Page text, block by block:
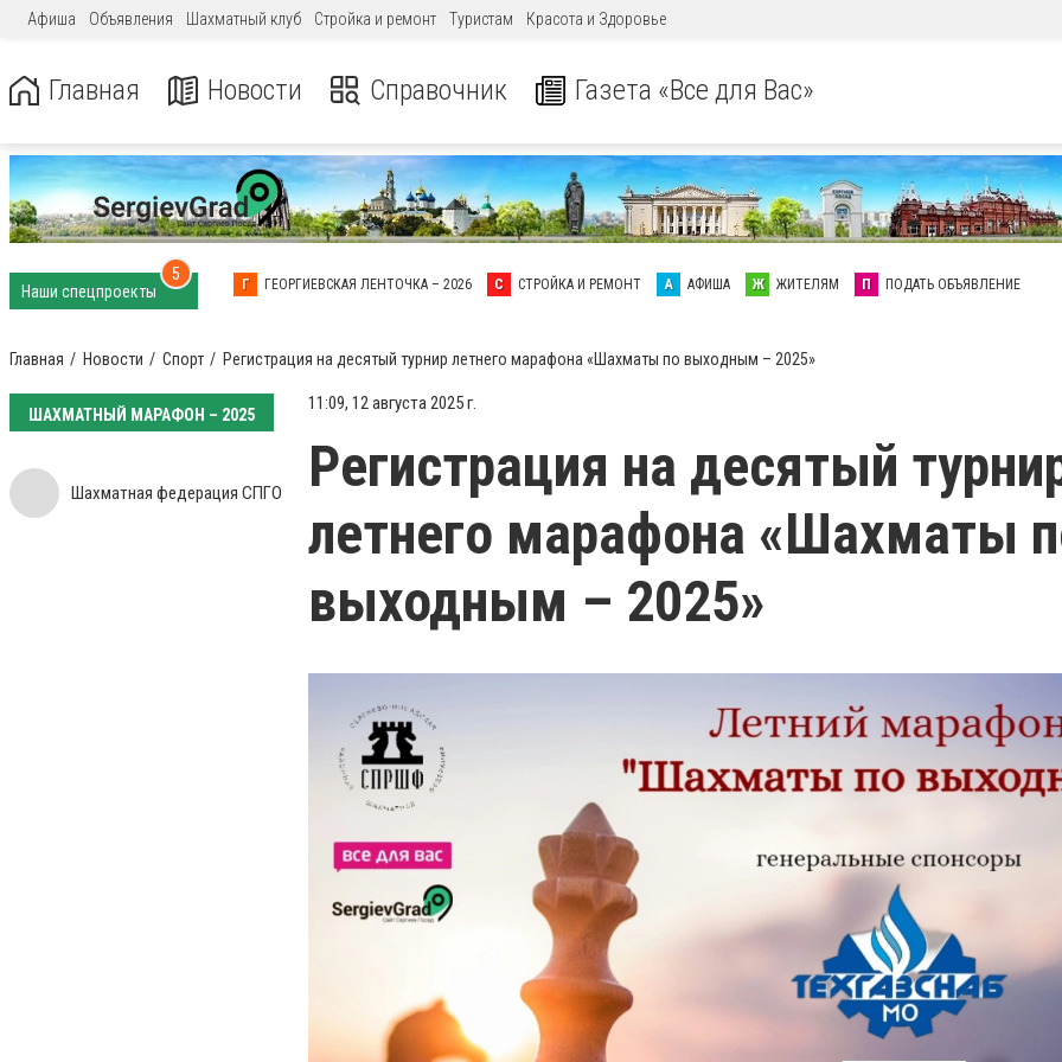
Афиша Объявления Шахматный клуб Стройка и ремонт Туристам Красота и Здоровье
Главная Новости Справочник Газета «Все для Вас»
Наши спецпроекты
5
Г ГЕОРГИЕВСКАЯ ЛЕНТОЧКА – 2026 С СТРОЙКА И РЕМОНТ А АФИША Ж ЖИТЕЛЯМ П ПОДАТЬ ОБЪЯВЛЕНИЕ
Главная Новости Спорт Регистрация на десятый турнир летнего марафона «Шахматы по выходным – 2025»
ШАХМАТНЫЙ МАРАФОН – 2025
Шахматная федерация СПГО
11:09, 12 августа 2025 г.
Регистрация на десятый
летнего марафона «Шахматы
выходным – 2025»